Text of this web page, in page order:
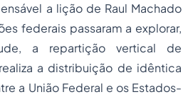
a lição de Raul Machado
federais passaram a explorar,
a repartição vertical de
a distribuição de idêntica
a União Federal e os Estados-